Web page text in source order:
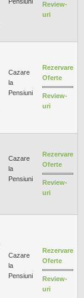
Review-
uri
Cazare
la
Pensiuni
Rezervare
Oferte
Review-
uri
Cazare
la
Pensiuni
Rezervare
Oferte
Review-
uri
Cazare
la
Pensiuni
Rezervare
Oferte
Review-
uri